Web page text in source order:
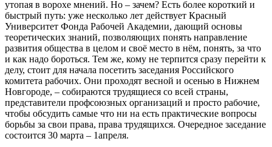
утопая в ворохе мнений. Но – зачем? Есть более короткий и
быстрый путь: уже несколько лет действует Красный
Университет Фонда Рабочей Академии, дающий основы
теоретических знаний, позволяющих понять направление
развития общества в целом и своё место в нём, понять, за что
и как надо бороться. Тем же, кому не терпится сразу перейти к
делу, стоит для начала посетить заседания Российского
комитета рабочих. Они проходят весной и осенью в Нижнем
Новгороде, – собираются трудящиеся со всей страны,
представители профсоюзных организаций и просто рабочие,
чтобы обсудить самые что ни на есть практические вопросы
борьбы за свои права, права трудящихся. Очередное заседание
состоится 30 марта – 1апреля.